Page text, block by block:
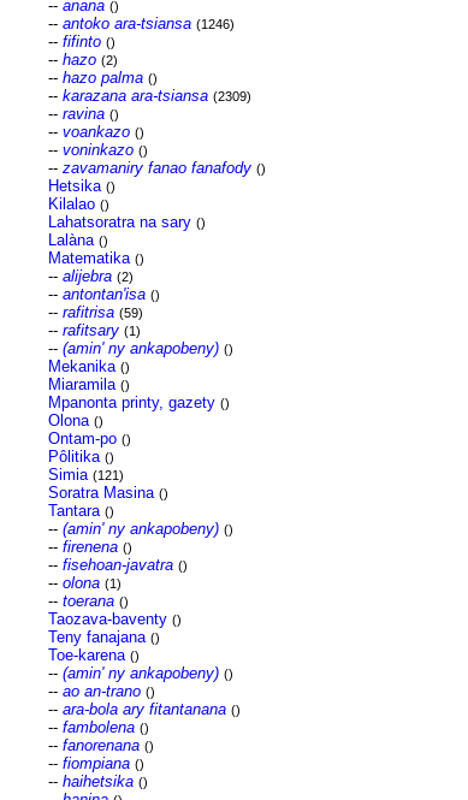
-- anana ()
-- antoko ara-tsiansa (1246)
-- fifinto ()
-- hazo (2)
-- hazo palma ()
-- karazana ara-tsiansa (2309)
-- ravina ()
-- voankazo ()
-- voninkazo ()
-- zavamaniry fanao fanafody ()
Hetsika ()
Kilalao ()
Lahatsoratra na sary ()
Lalàna ()
Matematika ()
-- alijebra (2)
-- antontan'isa ()
-- rafitrisa (59)
-- rafitsary (1)
-- (amin' ny ankapobeny) ()
Mekanika ()
Miaramila ()
Mpanonta printy, gazety ()
Olona ()
Ontam-po ()
Pôlitika ()
Simia (121)
Soratra Masina ()
Tantara ()
-- (amin' ny ankapobeny) ()
-- firenena ()
-- fisehoan-javatra ()
-- olona (1)
-- toerana ()
Taozava-baventy ()
Teny fanajana ()
Toe-karena ()
-- (amin' ny ankapobeny) ()
-- ao an-trano ()
-- ara-bola ary fitantanana ()
-- fambolena ()
-- fanorenana ()
-- fiompiana ()
-- haihetsika ()